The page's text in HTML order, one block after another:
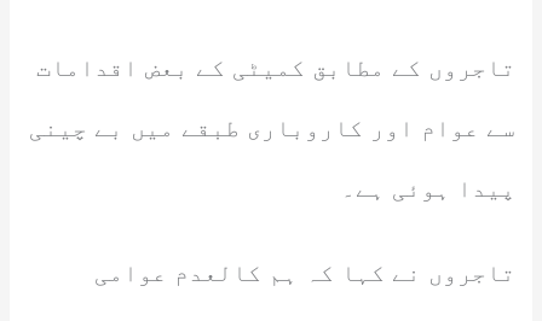
تاجروں کے مطابق کمیٹی کے بعض اقدامات
سے عوام اور کاروباری طبقے میں بے چینی
پیدا ہوئی ہے۔
تاجروں نے کہا کہ ہم کالعدم عوامی